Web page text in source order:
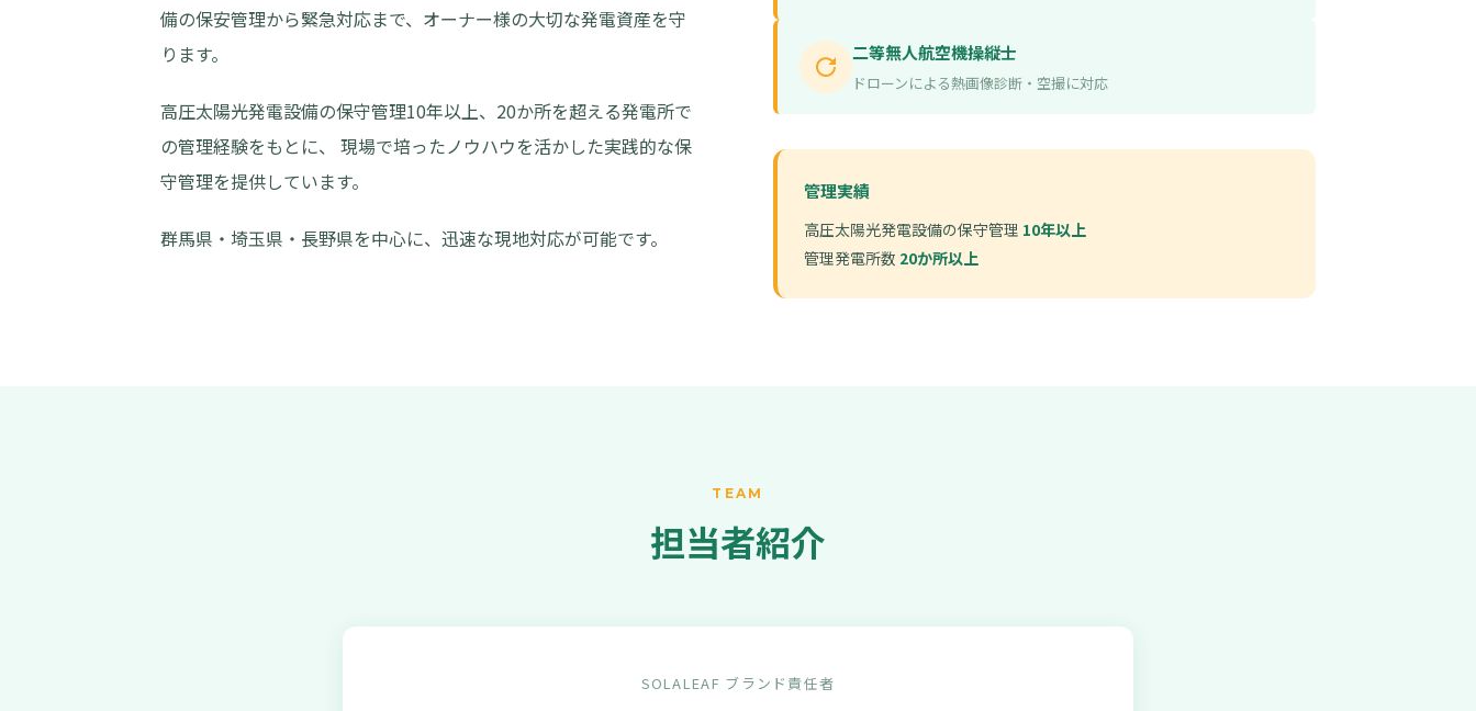
備の保安管理から緊急対応まで、オーナー様の大切な発電資産を守
ります。
高圧太陽光発電設備の保守管理10年以上、20か所を超える発電所で
の管理経験をもとに、 現場で培ったノウハウを活かした実践的な保
守管理を提供しています。
群馬県・埼玉県・長野県を中心に、迅速な現地対応が可能です。
二等無人航空機操縦士
ドローンによる熱画像診断・空撮に対応
管理実績
高圧太陽光発電設備の保守管理 10年以上
管理発電所数 20か所以上
TEAM
担当者紹介
SOLALEAF ブランド責任者